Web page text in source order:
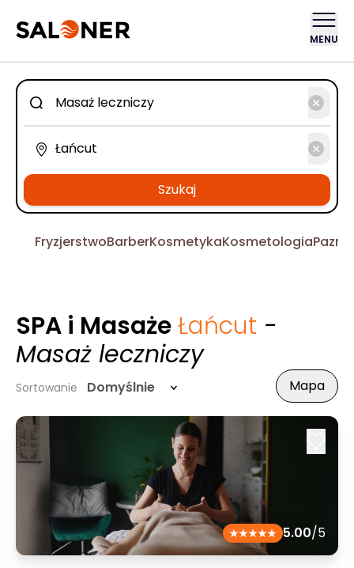
MENU
Szukaj
FryzjerstwoBarberKosmetykaKosmetologia
SPA i MasażeŁańcut -
Masaż leczniczy
Sortowanie Domyślnie Mapa
5.00/5